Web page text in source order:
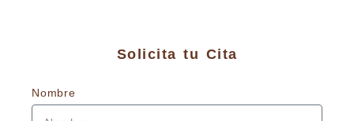
Solicita tu Cita
Nombre